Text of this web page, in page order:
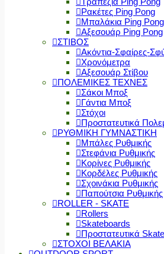
Ρακέτες Ping Pong
Μπαλάκια Ping Pong
Αξεσουάρ Ping Pong
ΣΤΙΒΟΣ
Ακόντια-Σφαίρες-
Χρονόμετρα
Αξεσουάρ Στίβου
ΠΟΛΕΜΙΚΕΣ ΤΕΧΝΕΣ
Σάκοι Μποξ
Γάντια Μποξ
Στόχοι
Προστατευτικά
ΡΥΘΜΙΚΗ ΓΥΜΝΑΣΤΙΚΗ
Μπάλες Ρυθμικής
Στεφάνια Ρυθμικής
Κορίνες Ρυθμικής
Κορδέλες Ρυθμικής
Σχοινάκια Ρυθμικής
Παπούτσια Ρυθμικής
ROLLER - SKATE
Rollers
Skateboards
Προστατευτικά
ΣΤΟΧΟΙ ΒΕΛΑΚΙΑ